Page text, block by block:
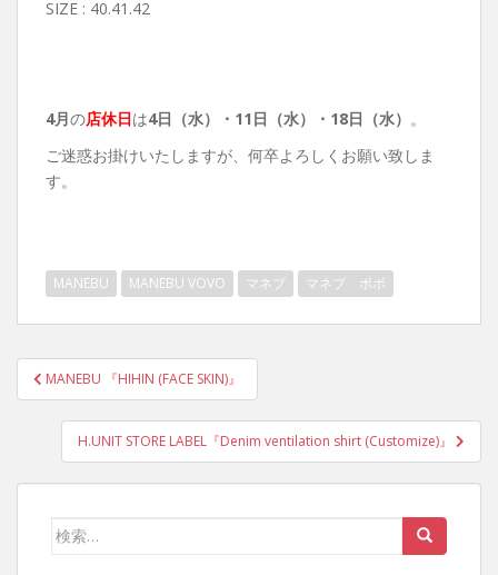
SIZE : 40.41.42
4月の店休日は4日（水）・ 11日（水）・18日（水） 。
ご迷惑お掛けいたしますが、何卒よろしくお願い致しま
す。
MANEBU MANEBU VOVO マネブ マネブ ボボ
投
稿
ゲ
MANEBU 『HIHIN (FACE SKIN)』
H.UNIT STORE LABEL『Denim ventilation shirt (Customize)』
検